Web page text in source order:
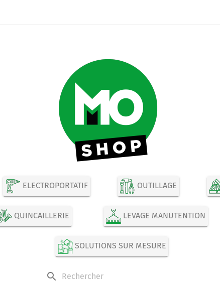
ELECTROPORTATIF OUTILLAGE
QUINCAILLERIE LEVAGE MANUTENTION
SOLUTIONS SUR MESURE
search